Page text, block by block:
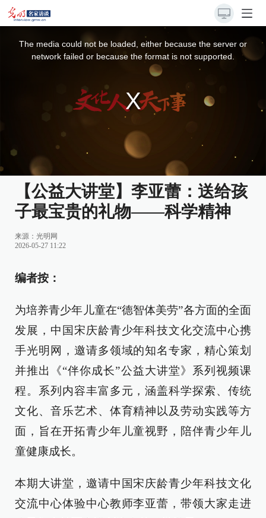
The media could not be loaded, either because the server or
network failed or because the format is not supported.
【公益大讲堂】李亚蕾：送给孩
子最宝贵的礼物——科学精神
来源： 光明网
2026-05-27 11:22
编者按：
为培养青少年儿童在“德智体美劳”各方面的全面
发展，中国宋庆龄青少年科技文化交流中心携
手光明网，邀请多领域的知名专家，精心策划
并推出《“伴你成长”公益大讲堂》系列视频课
程。系列内容丰富多元，涵盖科学探索、传统
文化、音乐艺术、体育精神以及劳动实践等方
面，旨在开拓青少年儿童视野，陪伴青少年儿
童健康成长。
本期大讲堂，邀请中国宋庆龄青少年科技文化
交流中心体验中心教师李亚蕾，带领大家走进